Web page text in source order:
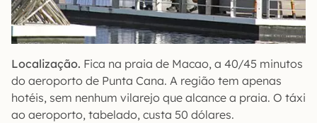
Localização. Fica na praia de Macao, a 40/45 minutos
do aeroporto de Punta Cana. A região tem apenas
hotéis, sem nenhum vilarejo que alcance a praia. O táxi
ao aeroporto, tabelado, custa 50 dólares.